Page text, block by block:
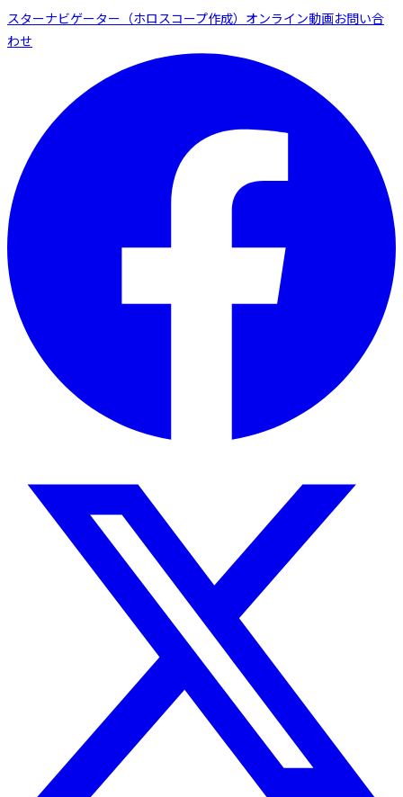
スターナビゲーター（ホロスコープ作成） オンライン動画お問い合
わせ